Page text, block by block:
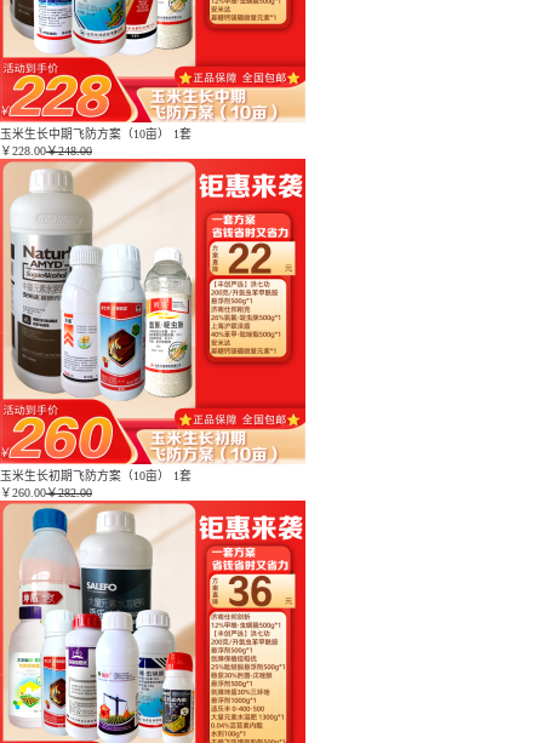
玉米生长中期飞防方案（10亩） 1套
￥228.00￥248.00
玉米生长初期飞防方案（10亩） 1套
￥260.00￥282.00